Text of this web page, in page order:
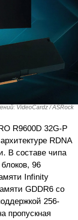
VideoCardz / ASRock
R9600D 32G-P
RDNA
В составе чипа
96
Infinity
GDDR6 со
256-
пропускная